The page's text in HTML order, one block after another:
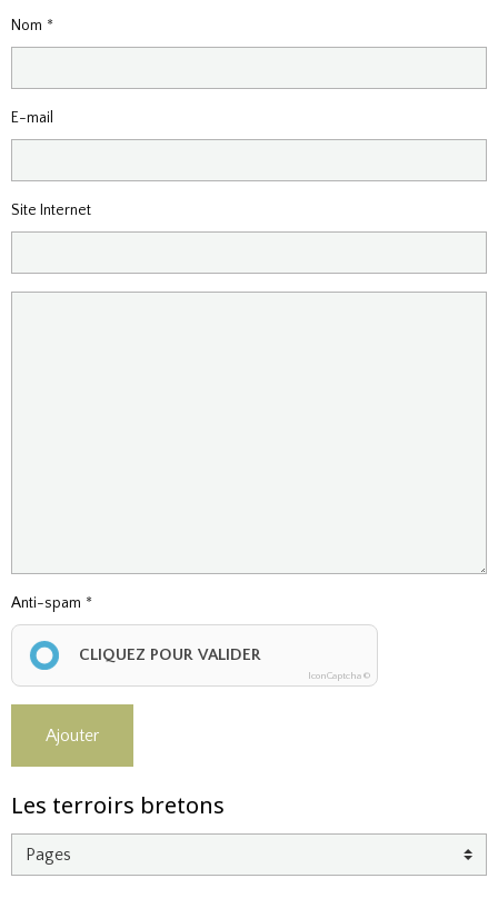
Nom
E-mail
Site Internet
Anti-spam
CLIQUEZ POUR VALIDER
IconCaptcha ©
Ajouter
Les terroirs bretons